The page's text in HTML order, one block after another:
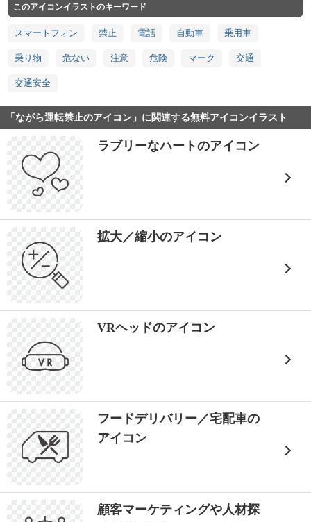
このアイコンイラストのキーワード
スマートフォン 禁止 電話 自動車 乗用車
乗り物 危ない 注意 危険 マーク 交通
交通安全
「ながら運転禁止のアイコン」に関連する無料アイコンイラスト
ラブリーなハートのアイコン
拡大／縮小のアイコン
VRヘッドのアイコン
フードデリバリー／宅配車の
アイコン
顧客マーケティングや人材探